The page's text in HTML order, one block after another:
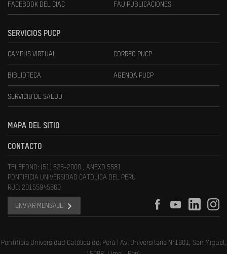
FACEBOOK DEL CIAC FAU PUBLICACIONES
SERVICIOS PUCP
CAMPUS VIRTUAL CORREO PUCP
BIBLIOTECA AGENDA PUCP
SERVICIO DE SALUD
MAPA DEL SITIO
CONTACTO
TELÉFONO: (51) 626-2000 , ANEXO 5581
PONTIFICIA UNIVERSIDAD CATOLICA DEL PERU
RUC: 20155945860
ENVIAR MENSAJE
Pontificia Universidad Católica del Perú | Av. Universitaria N°1801, San Miguel,